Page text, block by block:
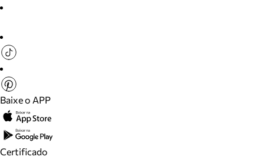
Baixe o APP
Certificado